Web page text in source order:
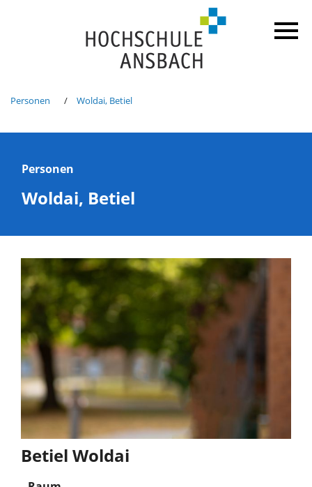
Personen Woldai, Betiel
Personen
Woldai, Betiel
Betiel Woldai